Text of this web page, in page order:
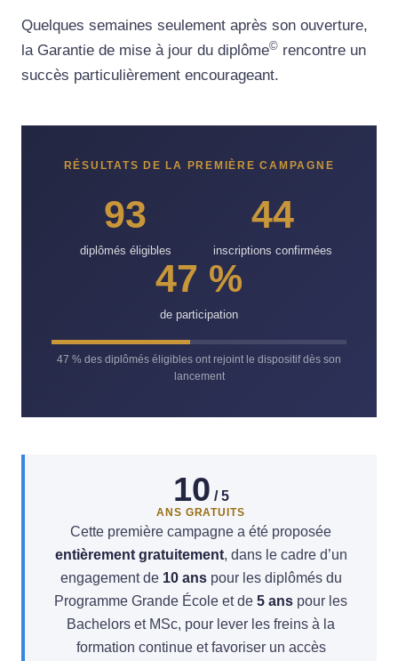
Quelques semaines seulement après son ouverture,
la Garantie de mise à jour du diplôme© rencontre un
succès particulièrement encourageant.
RÉSULTATS DE LA PREMIÈRE CAMPAGNE
93
diplômés éligibles
44
inscriptions confirmées
47 %
de participation
47 % des diplômés éligibles ont rejoint le dispositif dès son
lancement
10 / 5
ANS GRATUITS
Cette première campagne a été proposée
entièrement gratuitement, dans le cadre d’un
engagement de 10 anspour les diplômés du
Programme Grande École et de 5 ans pour les
Bachelors et MSc, pour lever les freins à la
formation continue et favoriser un accès